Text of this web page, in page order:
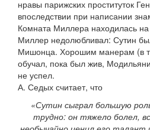
нравы парижских проституток
впоследствии при написании
Комната Миллера находилась
Миллер недолюбливал: Сутин
Мишонца. Хорошим манерам (в
обучал, пока был жив,
не успел.
А. Седых считает, что
«Сутин сыграл большую
трудно: он тяжело болел,